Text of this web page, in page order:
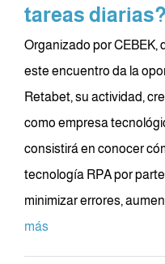
tareas diarias?
Organizado por CEBEK,
este encuentro da la
Retabet, su actividad,
como empresa
consistirá en conocer
tecnología RPA por
minimizar errores,
más